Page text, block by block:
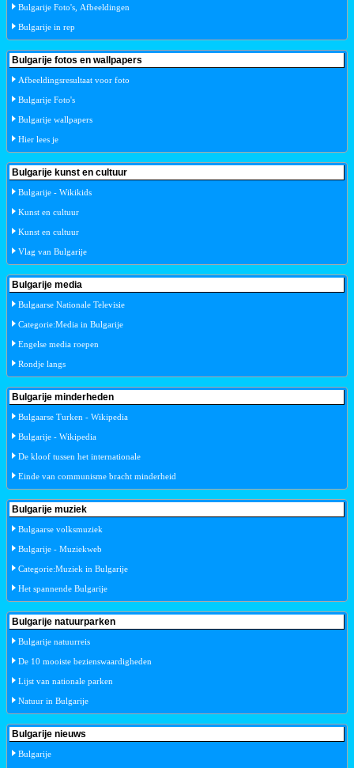
Bulgarije Foto's, Afbeeldingen
Bulgarije in rep
Bulgarije fotos en wallpapers
Afbeeldingsresultaat voor foto
Bulgarije Foto's
Bulgarije wallpapers
Hier lees je
Bulgarije kunst en cultuur
Bulgarije - Wikikids
Kunst en cultuur
Kunst en cultuur
Vlag van Bulgarije
Bulgarije media
Bulgaarse Nationale Televisie
Categorie:Media in Bulgarije
Engelse media roepen
Rondje langs
Bulgarije minderheden
Bulgaarse Turken - Wikipedia
Bulgarije - Wikipedia
De kloof tussen het internationale
Einde van communisme bracht minderheid
Bulgarije muziek
Bulgaarse volksmuziek
Bulgarije - Muziekweb
Categorie:Muziek in Bulgarije
Het spannende Bulgarije
Bulgarije natuurparken
Bulgarije natuurreis
De 10 mooiste bezienswaardigheden
Lijst van nationale parken
Natuur in Bulgarije
Bulgarije nieuws
Bulgarije